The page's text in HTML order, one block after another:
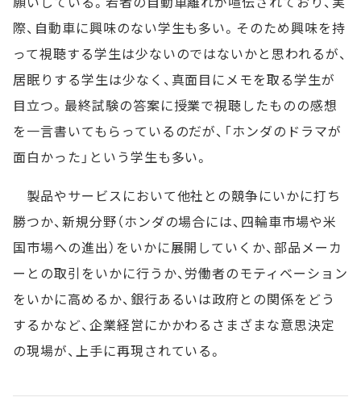
際、自動車に興味のない学生も多い。そのため興味を持
って視聴する学生は少ないのではないかと思われるが、
居眠りする学生は少なく、真面目にメモを取る学生が
目立つ。最終試験の答案に授業で視聴したものの感想
を一言書いてもらっているのだが、「ホンダのドラマが
面白かった」という学生も多い。
製品やサービスにおいて他社との競争にいかに打ち
勝つか、新規分野（ホンダの場合には、四輪車市場や米
国市場への進出）をいかに展開していくか、部品メーカ
ーとの取引をいかに行うか、労働者のモティベーション
をいかに高めるか、銀行あるいは政府との関係をどう
するかなど、企業経営にかかわるさまざまな意思決定
の現場が、上手に再現されている。